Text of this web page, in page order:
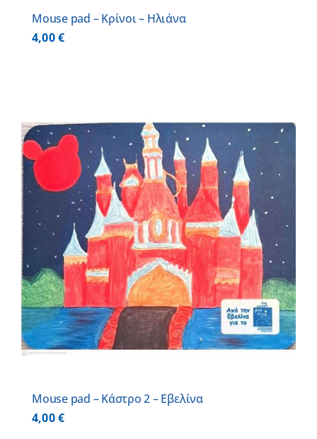
Mouse pad – Κρίνοι – Ηλιάνα
4,00€
Mouse pad – Κάστρο 2 – Εβελίνα
4,00€